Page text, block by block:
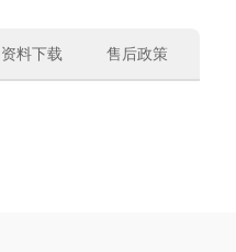
资料下载 售后政策